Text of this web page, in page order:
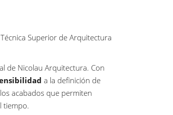
Superior de Arquitectura
de Nicolau Arquitectura. Con
a la definición de
acabados que permiten
tiempo.